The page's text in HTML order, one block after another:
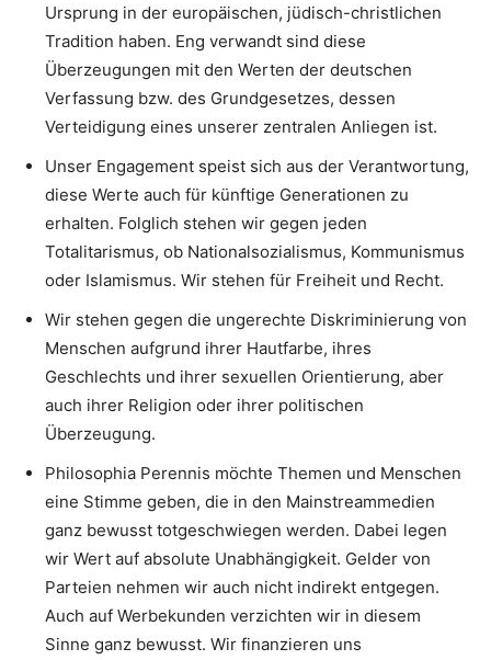
Ursprung in der europäischen, jüdisch-christlichen
Tradition haben. Eng verwandt sind diese
Überzeugungen mit den Werten der deutschen
Verfassung bzw. des Grundgesetzes, dessen
Verteidigung eines unserer zentralen Anliegen ist.
Unser Engagement speist sich aus der Verantwortung,
diese Werte auch für künftige Generationen zu
erhalten. Folglich stehen wir gegen jeden
Totalitarismus, ob Nationalsozialismus, Kommunismus
oder Islamismus. Wir stehen für Freiheit und Recht.
Wir stehen gegen die ungerechte Diskriminierung von
Menschen aufgrund ihrer Hautfarbe, ihres
Geschlechts und ihrer sexuellen Orientierung, aber
auch ihrer Religion oder ihrer politischen
Überzeugung.
Philosophia Perennis möchte Themen und Menschen
eine Stimme geben, die in den Mainstreammedien
ganz bewusst totgeschwiegen werden. Dabei legen
wir Wert auf absolute Unabhängigkeit. Gelder von
Parteien nehmen wir auch nicht indirekt entgegen.
Auch auf Werbekunden verzichten wir in diesem
Sinne ganz bewusst. Wir finanzieren uns